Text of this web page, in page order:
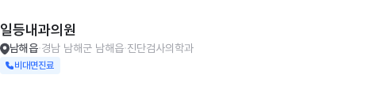
일등내과의원
남해읍 경남 남해군 남해읍 진단검사의학과
비대면진료